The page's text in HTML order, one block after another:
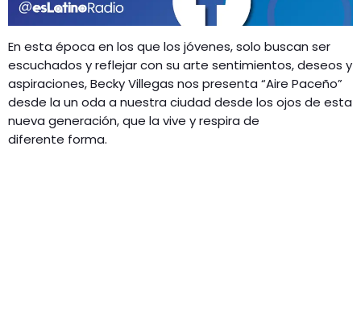
CONTACTO
En esta época en los que los jóvenes, solo buscan ser
escuchados y reflejar con su arte sentimientos, deseos y
aspiraciones, Becky Villegas nos presenta “Aire Paceño”
desde la un oda a nuestra ciudad desde los ojos de esta
nueva generación, que la vive y respira de
diferente forma.